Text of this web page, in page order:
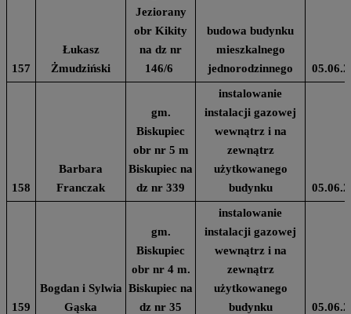
157
Łukasz
Żmudziński
Jeziorany
obr Kikity
na dz nr
146/6
budowa budynku
mieszkalnego
jednorodzinnego
158
Barbara
Franczak
gm.
Biskupiec
obr nr 5 m
Biskupiec na
dz nr 339
instalowanie
instalacji gazowej
wewnątrz i na
zewnątrz
użytkowanego
budynku
159
Bogdan i Sylwia
Gąska
gm.
Biskupiec
obr nr 4 m.
Biskupiec na
dz nr 35
instalowanie
instalacji gazowej
wewnątrz i na
zewnątrz
użytkowanego
budynku